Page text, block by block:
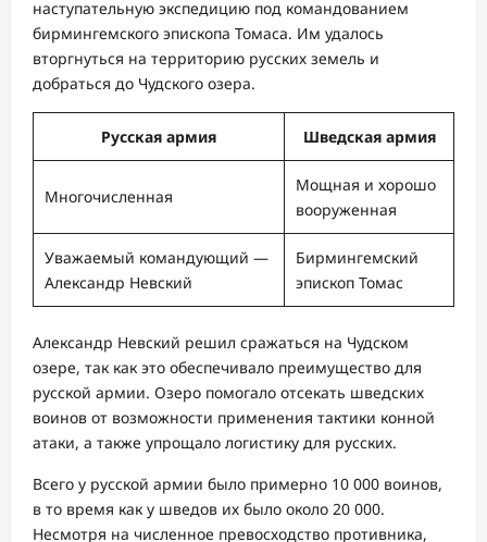
наступательную экспедицию под командованием
бирмингемского эпископа Томаса. Им удалось
вторгнуться на территорию русских земель и
добраться до Чудского озера.
Русская армия Шведская армия
Многочисленная
Мощная и хорошо
вооруженная
Уважаемый командующий —
Александр Невский
Бирмингемский
эпископ Томас
Александр Невский решил сражаться на Чудском
озере, так как это обеспечивало преимущество для
русской армии. Озеро помогало отсекать шведских
воинов от возможности применения тактики конной
атаки, а также упрощало логистику для русских.
Всего у русской армии было примерно 10 000 воинов,
в то время как у шведов их было около 20 000.
Несмотря на численное превосходство противника,